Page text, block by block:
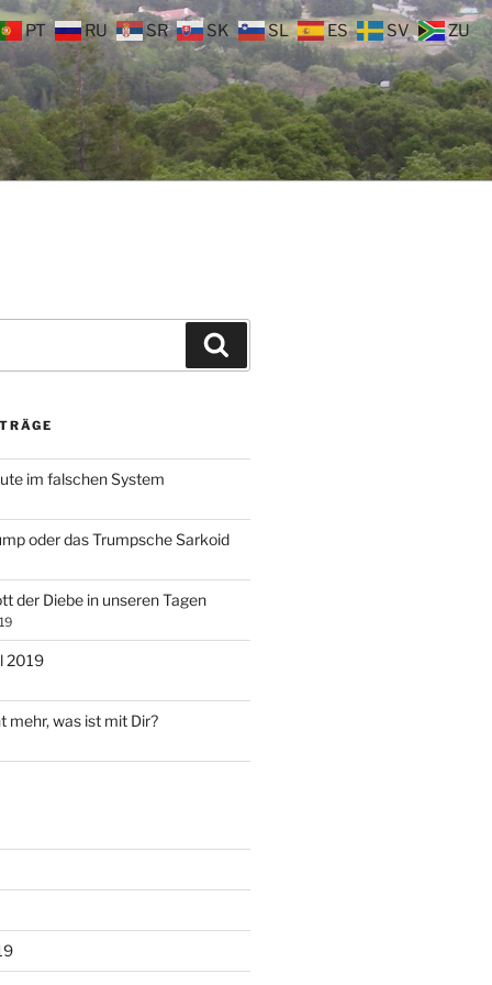
im falschen System
oder das Trumpsche Sarkoid
der Diebe in unseren Tagen
2019
mehr, was ist mit Dir?
PT RU SR SK SL ES SV ZU